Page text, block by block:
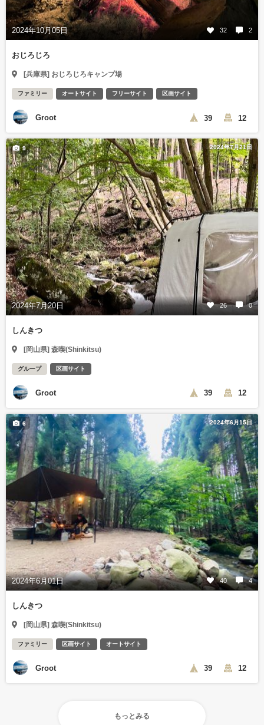
2024年10月05日 32 2
おじろじろ
[兵庫県] おじろじろキャンプ場
ファミリー オートサイト フリーサイト 区画サイト
Groot 39 12
2024年7月21日
2024年7月20日 26 0
9
しんきつ
[岡山県] 森喫(Shinkitsu)
グループ 区画サイト
Groot 39 12
2024年6月15日
2024年6月01日 40 4
6
しんきつ
[岡山県] 森喫(Shinkitsu)
ファミリー 区画サイト オートサイト
Groot 39 12
もっとみる